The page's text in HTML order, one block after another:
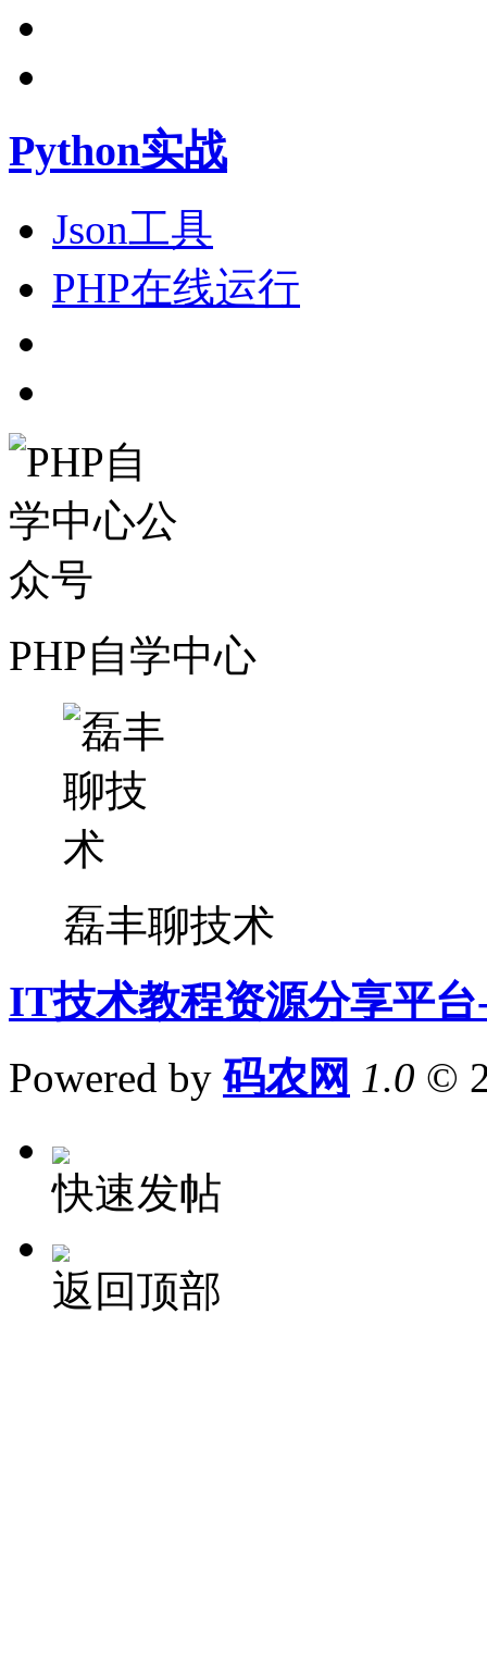
Python实战
Json工具
PHP在线运行
PHP自学中心
磊丰聊技术
IT技术教程资源分享平
Powered by 码农网 1.0 ©
快速发帖
返回顶部